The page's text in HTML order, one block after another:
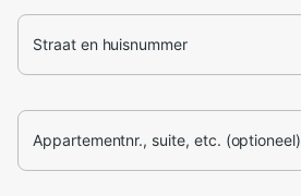
Straat en huisnummer
Appartementnr., suite, etc. (optioneel)